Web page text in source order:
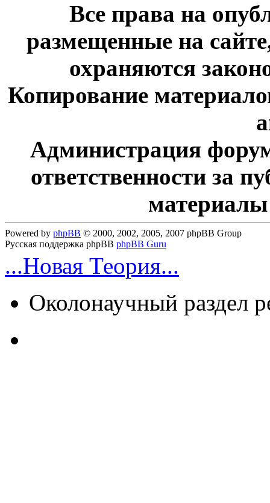
Все права на
размещенные на
охраняются
Копирование
Администрация
ответственности за
Powered by phpBB © 2000, 2002, 2005, 2007 phpBB Group
Русская поддержка phpBB phpBB Guru
...Новая Теория...
Околонаучный раздел